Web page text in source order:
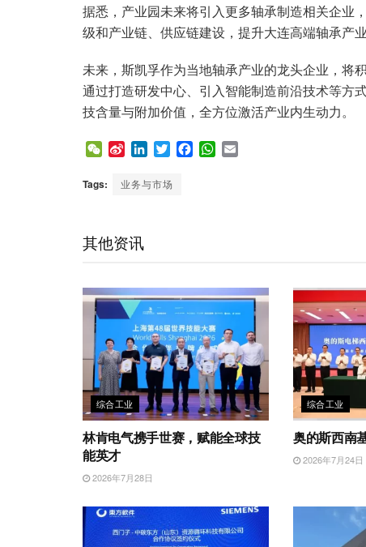
据悉，产业园未来将引入更多轴承制造相关企业
级和产业链、供应链建设，提升大连高端轴承产
未来，斯凯孚作为当地轴承产业的龙头企业，将
通过打造研发中心、引入智能制造前沿技术等方
技含量与附加价值，全方位激活产业内生动力。
W
C
S
n
i
L
n
T
i
F
W
Tags: 业务与市场
其他资讯
综合工业
林肯电气携手世赛，赋能全球技
能英才
2026年7月28日
综合工业
奥的斯西南
2026年7月24日